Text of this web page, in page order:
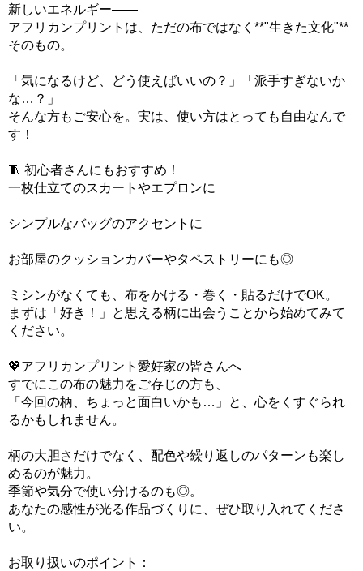
新しいエネルギー——
アフリカンプリントは、ただの布ではなく**"生きた文化"**
そのもの。
「気になるけど、どう使えばいいの？」「派手すぎないか
な…？」
そんな方もご安心を。実は、使い方はとっても自由なんで
す！
🧵 初心者さんにもおすすめ！
一枚仕立てのスカートやエプロンに
シンプルなバッグのアクセントに
お部屋のクッションカバーやタペストリーにも◎
ミシンがなくても、布をかける・巻く・貼るだけでOK。
まずは「好き！」と思える柄に出会うことから始めてみて
ください。
💖アフリカンプリント愛好家の皆さんへ
すでにこの布の魅力をご存じの方も、
「今回の柄、ちょっと面白いかも…」と、心をくすぐられ
るかもしれません。
柄の大胆さだけでなく、配色や繰り返しのパターンも楽し
めるのが魅力。
季節や気分で使い分けるのも◎。
あなたの感性が光る作品づくりに、ぜひ取り入れてくださ
い。
お取り扱いのポイント：